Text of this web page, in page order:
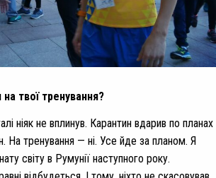
твої тренування?
ніяк не вплинув. Карантин вдарив по планах
На тренування — ні. Усе йде за планом. Я
світу в Румунії наступного року.